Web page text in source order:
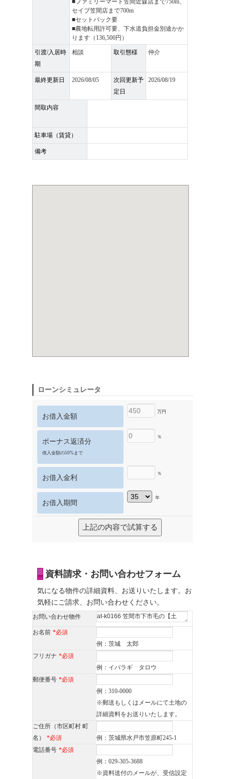
■ファミリーマート笠間近森店まで750m、
セイブ笠間店まで700m
■セットバック要
■農地転用許可要、下水道負担金別途かか
ります（136,500円）
引渡/入居時
期
相談 取引態様 仲介
最終更新日 2026/08/05
次回更新予
定日
2026/08/19
間取内容
駐車場（賃貸）
備考
ローンシミュレータ
お借入金額
万円
ボーナス返済分
借入金額の50%まで
％
お借入金利
％
お借入期間
年
資料請求・お問い合わせフォーム
気になる物件の詳細資料、お送りいたします。お
気軽にご請求、お問い合わせください。
お問い合わせ物件
お名前 *必須
例：茨城 太郎
フリガナ *必須
例：イバラギ タロウ
郵便番号 *必須
例：310-0000
※郵送もしくはメールにて土地の
詳細資料をお送りいたします。
ご住所（市区町村 町
名）
*必須
例：茨城県水戸市笠原町245-1
電話番号 *必須
例：029-305-3688
※資料送付のメールが、受信設定